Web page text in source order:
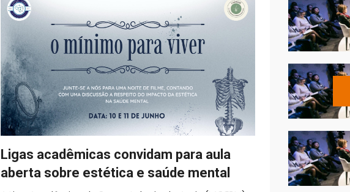
Ligas acadêmicas convidam para aula
aberta sobre estética e saúde mental